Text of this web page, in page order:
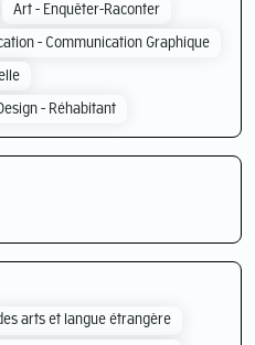
Art - Enquêter-Raconter
- Communication Graphique
Design - Réhabitant
arts et langue étrangère